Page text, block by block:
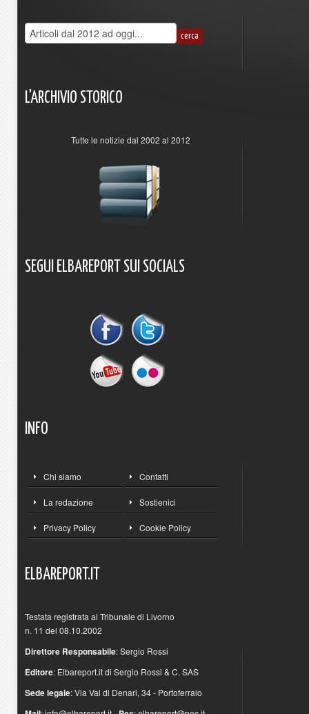
L'ARCHIVIO STORICO
Tutte le notizie dal 2002 al 2012
SEGUI ELBAREPORT SUI SOCIALS
INFO
Chi siamo Contatti
La redazione Sostienici
Privacy Policy Cookie Policy
ELBAREPORT.IT
Testata registrata al Tribunale di Livorno
n. 11 del 08.10.2002
Direttore Responsabile: Sergio Rossi
Editore: Elbareport.it di Sergio Rossi & C. SAS
Sede legale: Via Val di Denari, 34 - Portoferraio